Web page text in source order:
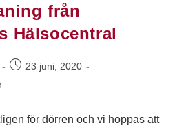
från
Hälsocentral
23 juni, 2020
för dörren och vi hoppas att